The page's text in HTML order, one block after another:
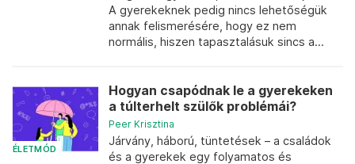
A gyerekeknek pedig nincs lehetőségük
annak felismerésére, hogy ez nem
normális, hiszen tapasztalásuk sincs a...
ÉLETMÓD
Hogyan csapódnak le a gyerekeken
a túlterhelt szülők problémái?
Peer Krisztina
Járvány, háború, tüntetések – a családok
és a gyerekek egy folyamatos és